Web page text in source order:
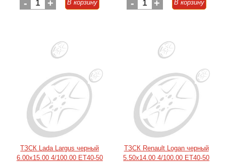
- 1 + В корзину - 1 + В корзину
ТЗСК Lada Largus черный
6.00x15.00 4/100.00 ET40-50
ТЗСК Renault Logan черный
5.50x14.00 4/100.00 ET40-50